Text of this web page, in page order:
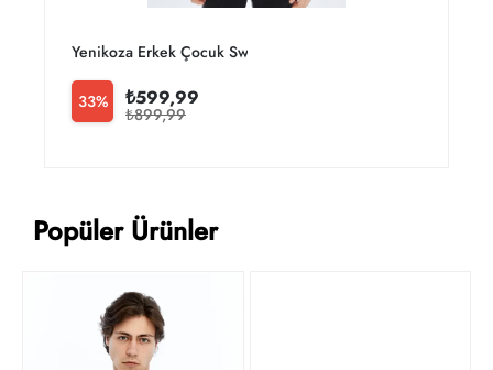
Yenikoza Erkek Çocuk Sweat Takım
33% ₺599,99
₺899,99
Popüler Ürünler